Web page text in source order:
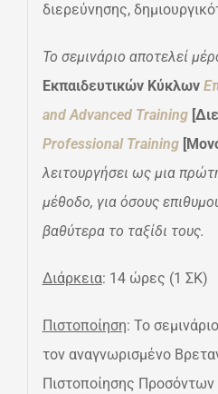
διερεύνησης,
Το σεμινάριο αποτελεί
Εκπαιδευτικών Κύκλων
and Advanced Training
Professional Training
λειτουργήσει ως μια
μέθοδο, για όσους
βαθύτερα το ταξίδι τους.
Διάρκεια: 14 ώρες (1 ΣΚ)
Πιστοποίηση: Το
τον αναγνωρισμένο
Πιστοποίησης Προσόντων